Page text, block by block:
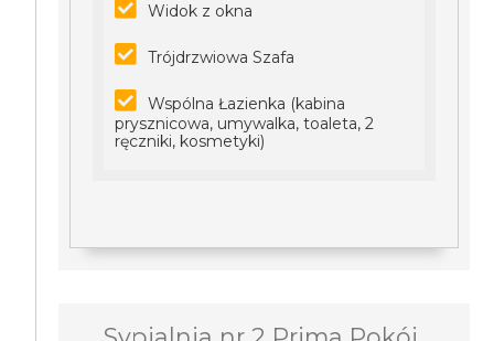
Widok z okna
Trójdrzwiowa Szafa
Wspólna Łazienka (kabina
prysznicowa, umywalka, toaleta, 2
ręczniki, kosmetyki)